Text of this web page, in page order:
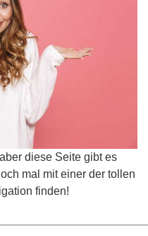
diese Seite gibt es
mal mit einer der tollen
finden!